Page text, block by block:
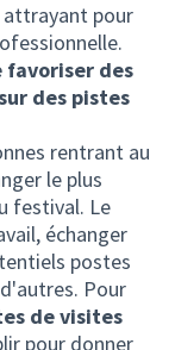
pour
favoriser des
des pistes
rentrant au
le plus
festival. Le
échanger
postes
Pour
de visites
pour donner